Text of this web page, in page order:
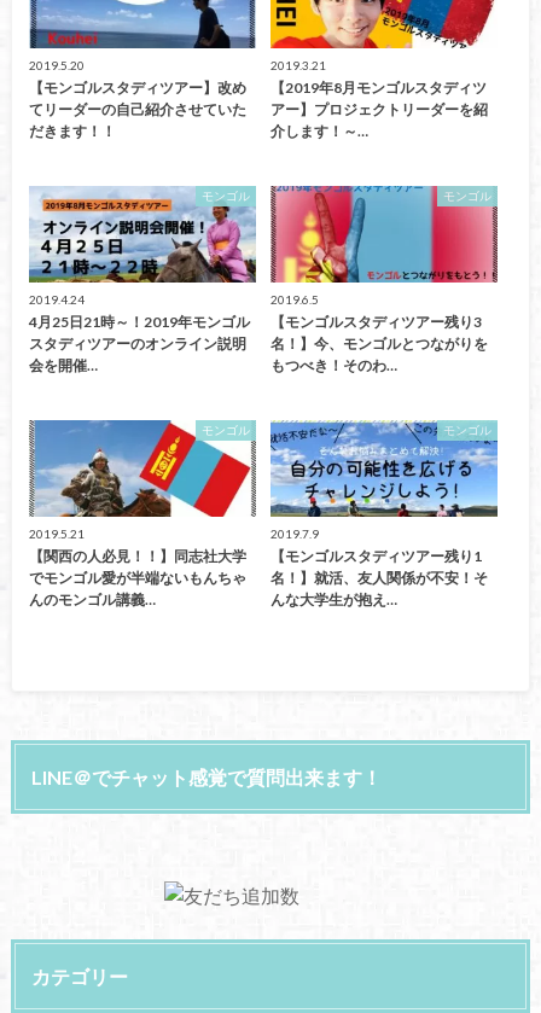
2019.5.20
【モンゴルスタディツアー】改め
てリーダーの自己紹介させていた
だきます！！
2019.3.21
【2019年8月モンゴルスタディツ
アー】プロジェクトリーダーを紹
介します！～…
モンゴル
2019.4.24
4月25日21時～！2019年モンゴル
スタディツアーのオンライン説明
会を開催…
モンゴル
2019.6.5
【モンゴルスタディツアー残り3
名！】今、モンゴルとつながりを
もつべき！そのわ…
モンゴル
2019.5.21
【関西の人必見！！】同志社大学
でモンゴル愛が半端ないもんちゃ
んのモンゴル講義…
モンゴル
2019.7.9
【モンゴルスタディツアー残り1
名！】就活、友人関係が不安！そ
んな大学生が抱え…
LINE＠でチャット感覚で質問出来ます！
カテゴリー